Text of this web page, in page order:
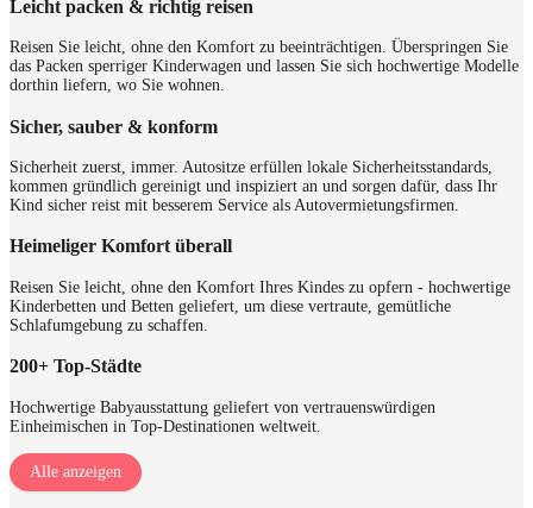
Leicht packen & richtig reisen
Reisen Sie leicht, ohne den Komfort zu beeinträchtigen. Überspringen Sie
das Packen sperriger Kinderwagen und lassen Sie sich hochwertige Modelle
dorthin liefern, wo Sie wohnen.
Sicher, sauber & konform
Sicherheit zuerst, immer. Autositze erfüllen lokale Sicherheitsstandards,
kommen gründlich gereinigt und inspiziert an und sorgen dafür, dass Ihr
Kind sicher reist mit besserem Service als Autovermietungsfirmen.
Heimeliger Komfort überall
Reisen Sie leicht, ohne den Komfort Ihres Kindes zu opfern - hochwertige
Kinderbetten und Betten geliefert, um diese vertraute, gemütliche
Schlafumgebung zu schaffen.
200+ Top-Städte
Hochwertige Babyausstattung geliefert von vertrauenswürdigen
Einheimischen in Top-Destinationen weltweit.
Alle anzeigen